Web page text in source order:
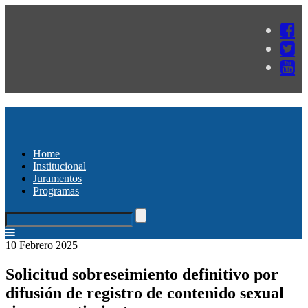
Home
Institucional
Juramentos
Programas
10 Febrero 2025
Solicitud sobreseimiento definitivo por
difusión de registro de contenido sexual